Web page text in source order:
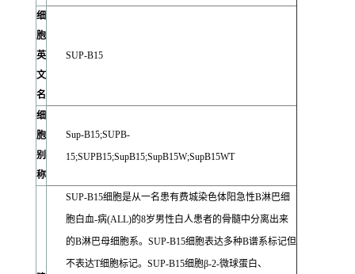
细
胞
英
文
名
SUP-B15
细
胞
别
称
Sup-B15;SUPB-
15;SUPB15;SupB15;SupB15W;SupB15WT
SUP-B15细胞是从一名患有费城染色体阳急性B淋巴细
胞白血-病(ALL)的8岁男性白人患者的骨髓中分离出来
的B淋巴母细胞系。SUP-B15细胞表达多种B谱系标记但
不表达T细胞标记。SUP-B15细胞β-2-微球蛋白、